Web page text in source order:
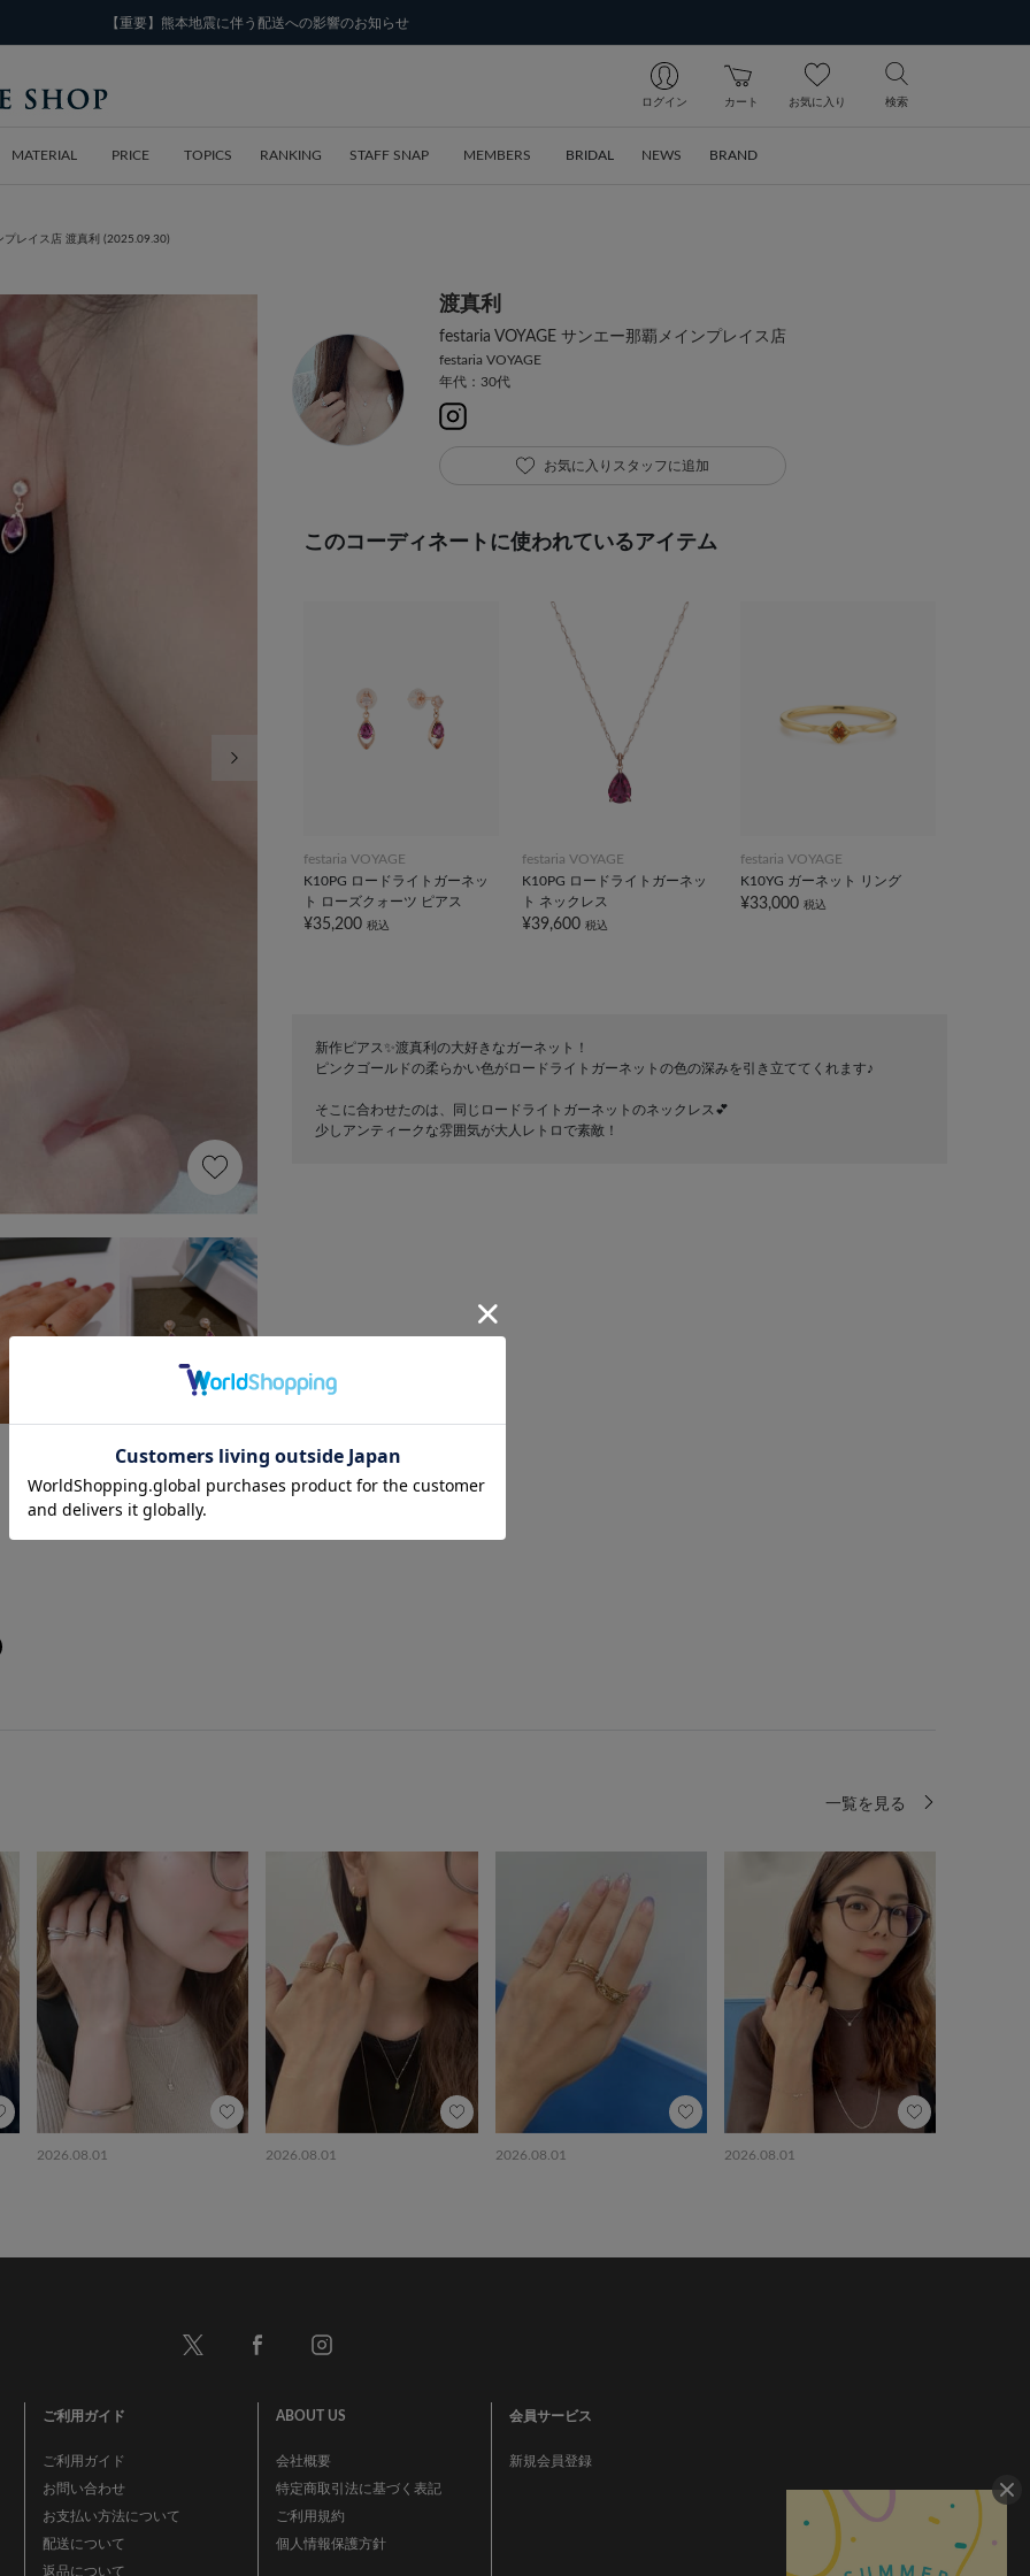
【重要】熊本地震に伴う配送への影響のお知らせ
ログイン カート お気に入り 検索
MATERIAL PRICE TOPICS RANKING STAFF SNAP MEMBERS BRIDAL NEWS BRAND
プレイス店 渡真利 (2025.09.30)
渡真利
festaria VOYAGE サンエー那覇メインプレイス店
festaria VOYAGE
年代：30代
お気に入りスタッフに追加
このコーディネートに使われているアイテム
festaria VOYAGE
K10PG ロードライトガーネッ
ト ローズクォーツ ピアス
¥35,200 税込
festaria VOYAGE
K10PG ロードライトガーネッ
ト ネックレス
¥39,600 税込
festaria VOYAGE
K10YG ガーネット リング
¥33,000 税込
新作ピアス✨渡真利の大好きなガーネット！
ピンクゴールドの柔らかい色がロードライトガーネットの色の深みを引き立ててくれます♪
そこに合わせたのは、同じロードライトガーネットのネックレス💕
少しアンティークな雰囲気が大人レトロで素敵！
一覧を見る
2026.08.01 2026.08.01 2026.08.01 2026.08.01
ご利用ガイド
ご利用ガイド
お問い合わせ
お支払い方法について
配送について
返品について
ABOUT US
会社概要
特定商取引法に基づく表記
ご利用規約
個人情報保護方針
会員サービス
新規会員登録